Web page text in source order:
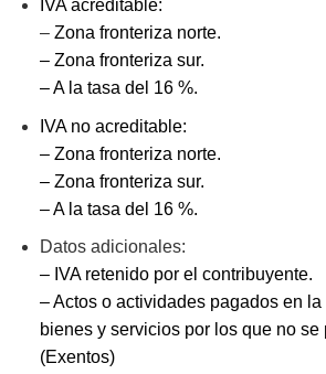
IVA acreditable:
– Zona fronteriza norte.
– Zona fronteriza sur.
– A la tasa del 16 %.
IVA no acreditable:
– Zona fronteriza norte.
– Zona fronteriza sur.
– A la tasa del 16 %.
Datos adicionales:
– IVA retenido por el contribuyente.
– Actos o actividades pagados en
bienes y servicios por los que no se
(Exentos)